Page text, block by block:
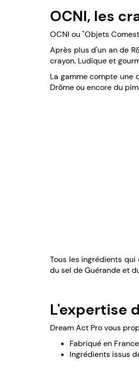
OCNI, les
OCNI ou "Objets
Après plus d'un an de
crayon. Ludique et
La gamme compte une
Drôme ou encore du
Tous les ingrédients
du sel de Guérande et
L'expertise
Dream Act Pro vous
Fabriqué en
Ingrédients issus